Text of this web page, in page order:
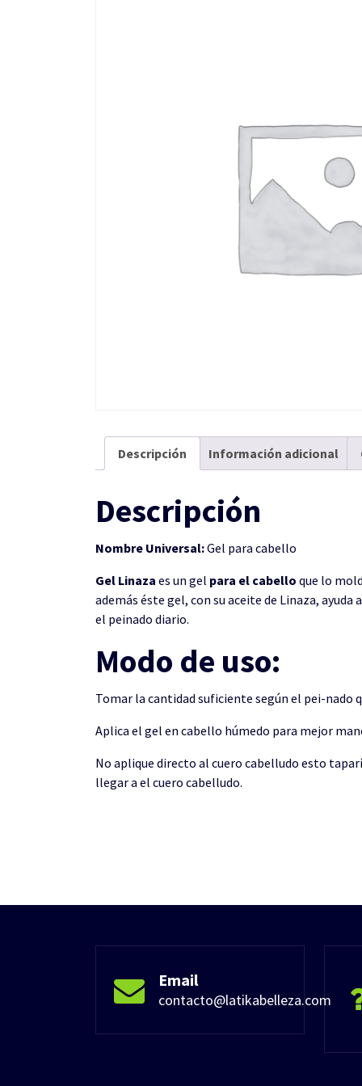
Descripción Información adicional
Descripción
Nombre Universal:Gel para cabello
Gel Linaza es un gel para el cabello que lo
además éste gel, con su aceite de Linaza,
el peinado diario.
Modo de uso:
Tomar la cantidad suficiente según el pei-nado
Aplica el gel en cabello húmedo para mejor
No aplique directo al cuero cabelludo esto
llegar a el cuero cabelludo.
Email
contacto@latikabelleza.com